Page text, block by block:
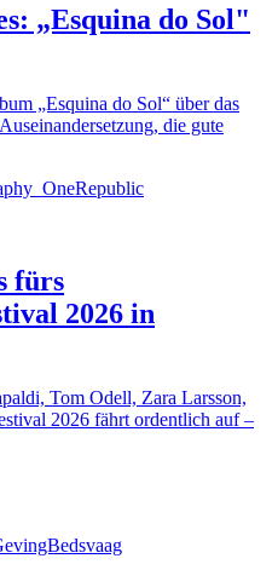
„Esquina do Sol"
„Esquina do Sol“ über das
die gute
fürs
2026 in
Tom Odell, Zara Larsson,
2026 fährt ordentlich auf –